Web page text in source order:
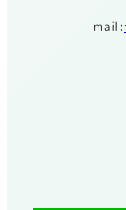
mail: